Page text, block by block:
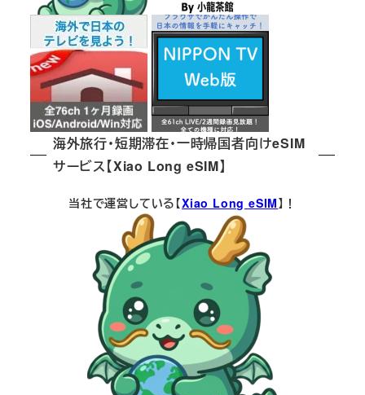
海外旅行・短期滞在・一時帰国者向けeSIM
サービス【Xiao Long eSIM】
当社で運営している【Xiao Long eSIM】！